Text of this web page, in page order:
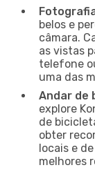
belos e
câmara.
as vistas
telefone
uma das
Andar de
explore
de
obter
locais e
melhores